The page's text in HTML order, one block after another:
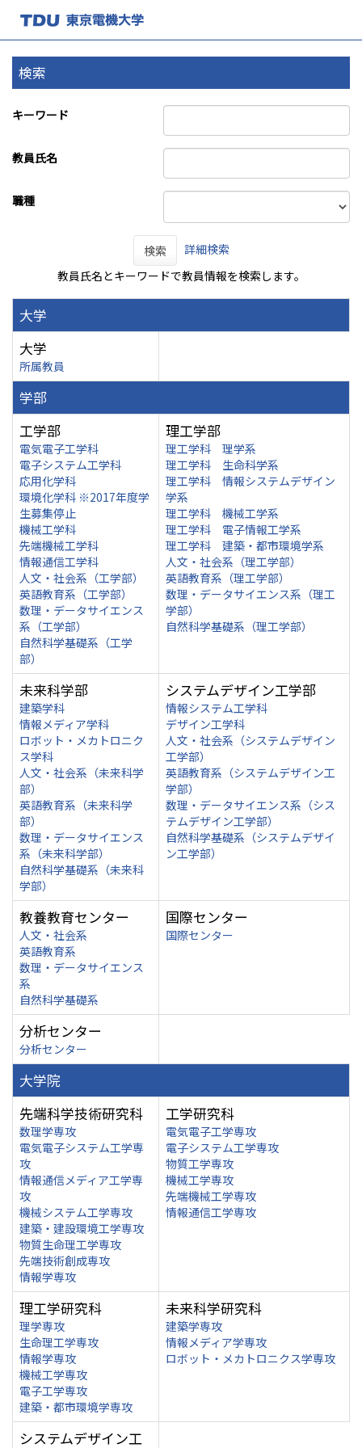
検索
キーワード
教員氏名
職種
検索
詳細検索
教員氏名とキーワードで教員情報を検索します。
大学
大学
所属教員
学部
工学部
電気電子工学科
電子システム工学科
応用化学科
環境化学科 ※2017年度学
生募集停止
機械工学科
先端機械工学科
情報通信工学科
人文・社会系（工学部）
英語教育系（工学部）
数理・データサイエンス
系（工学部）
自然科学基礎系（工学
部）
理工学部
理工学科 理学系
理工学科 生命科学系
理工学科 情報システムデザイン
学系
理工学科 機械工学系
理工学科 電子情報工学系
理工学科 建築・都市環境学系
人文・社会系（理工学部）
英語教育系（理工学部）
数理・データサイエンス系（理工
学部）
自然科学基礎系（理工学部）
未来科学部
建築学科
情報メディア学科
ロボット・メカトロニク
ス学科
人文・社会系（未来科学
部）
英語教育系（未来科学
部）
数理・データサイエンス
系（未来科学部）
自然科学基礎系（未来科
学部）
システムデザイン工学部
情報システム工学科
デザイン工学科
人文・社会系（システムデザイン
工学部）
英語教育系（システムデザイン工
学部）
数理・データサイエンス系（シス
テムデザイン工学部）
自然科学基礎系（システムデザイ
ン工学部）
教養教育センター
人文・社会系
英語教育系
数理・データサイエンス
系
自然科学基礎系
国際センター
国際センター
分析センター
分析センター
大学院
先端科学技術研究科
数理学専攻
電気電子システム工学専
攻
情報通信メディア工学専
攻
機械システム工学専攻
建築・建設環境工学専攻
物質生命理工学専攻
先端技術創成専攻
情報学専攻
工学研究科
電気電子工学専攻
電子システム工学専攻
物質工学専攻
機械工学専攻
先端機械工学専攻
情報通信工学専攻
理工学研究科
理学専攻
生命理工学専攻
情報学専攻
機械工学専攻
電子工学専攻
建築・都市環境学専攻
未来科学研究科
建築学専攻
情報メディア学専攻
ロボット・メカトロニクス学専攻
システムデザイン工